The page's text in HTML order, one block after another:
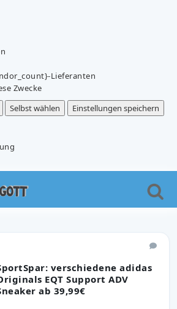
Lieferanten
Zwecke
Selbst wählen
Einstellungen speichern
verschiedene adidas
EQT Support ADV
ab 39,99€